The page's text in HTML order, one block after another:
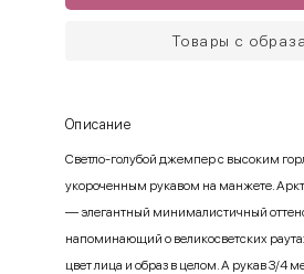
Товары с образа
Описание
Светло-голубой джемпер с высоким
укороченным рукавом на манжете.
— элегантный минималистичный
напоминающий о великосветских
цвет лица и образ в целом. А рукав 3/4